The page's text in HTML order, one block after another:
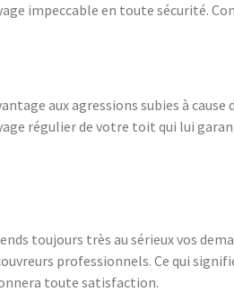
impeccable en toute sécurité.
aux agressions subies à cause
régulier de votre toit qui lui
toujours très au sérieux vos
professionnels. Ce qui
toute satisfaction.